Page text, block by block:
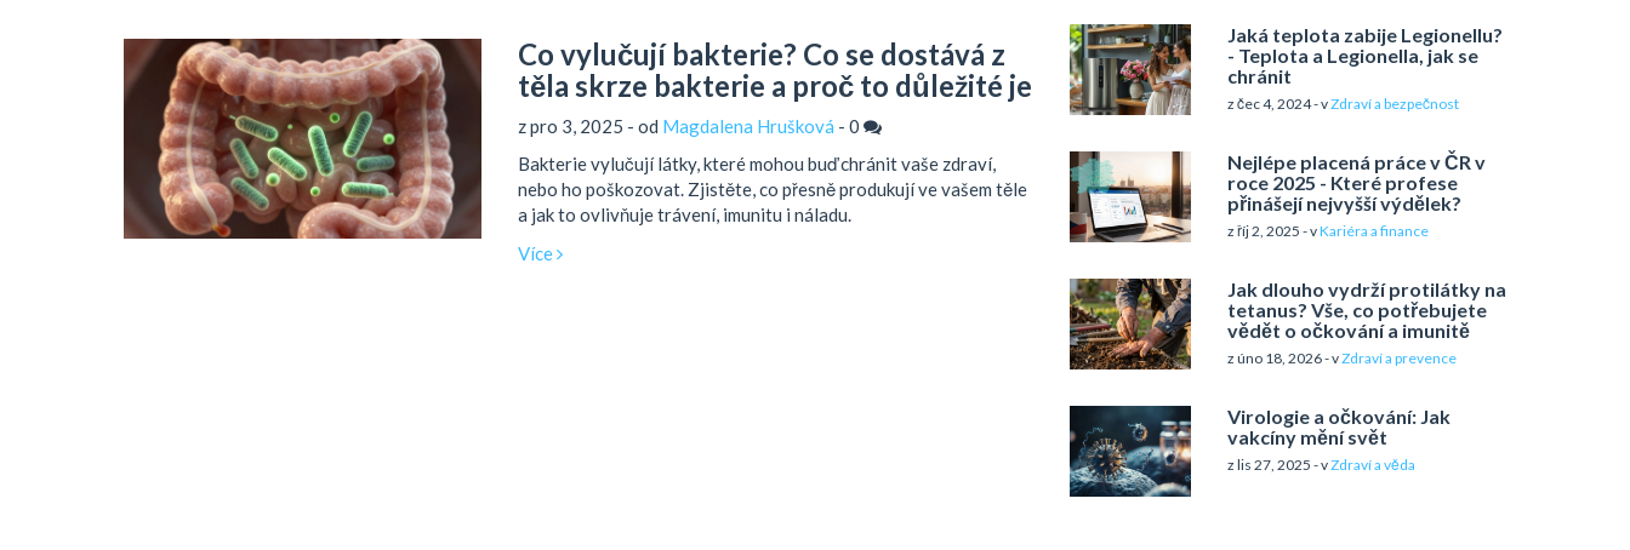
Co vylučují bakterie? Co se dostává z
těla skrze bakterie a proč to důležité je
z pro 3, 2025 - od Magdalena Hrušková - 0
Bakterie vylučují látky, které mohou buď chránit vaše zdraví,
nebo ho poškozovat. Zjistěte, co přesně produkují ve vašem těle
a jak to ovlivňuje trávení, imunitu i náladu.
Více
Jaká teplota zabije Legionellu?
- Teplota a Legionella, jak se
chránit
z čec 4, 2024 - vZdraví a bezpečnost
Nejlépe placená práce v ČR v
roce 2025 - Které profese
přinášejí nejvyšší výdělek?
z říj 2, 2025 - vKariéra a finance
Jak dlouho vydrží protilátky na
tetanus? Vše, co potřebujete
vědět o očkování a imunitě
z úno 18, 2026 - vZdraví a prevence
Virologie a očkování: Jak
vakcíny mění svět
z lis 27, 2025 - vZdraví a věda